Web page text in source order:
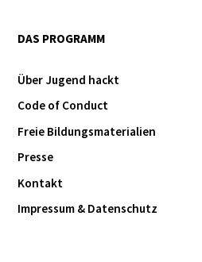
DAS PROGRAMM
Über Jugend hackt
Code of Conduct
Freie Bildungsmaterialien
Presse
Kontakt
Impressum & Datenschutz